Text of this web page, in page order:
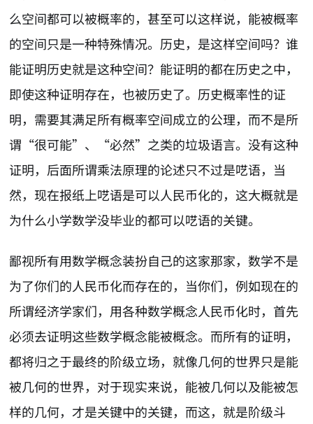
么空间都可以被概率的，甚至可以这样说，能被概率
的空间只是一种特殊情况。历史，是这样空间吗？谁
能证明历史就是这种空间？能证明的都在历史之中，
即使这种证明存在，也被历史了。历史概率性的证
明，需要其满足所有概率空间成立的公理，而不是所
谓“很可能”、“必然”之类的垃圾语言。没有这种
证明，后面所谓乘法原理的论述只不过是呓语，当
然，现在报纸上呓语是可以人民币化的，这大概就是
为什么小学数学没毕业的都可以呓语的关键。
鄙视所有用数学概念装扮自己的这家那家，数学不是
为了你们的人民币化而存在的，当你们，例如现在的
所谓经济学家们，用各种数学概念人民币化时，首先
必须去证明这些数学概念能被概念。而所有的证明，
都将归之于最终的阶级立场，就像几何的世界只是能
被几何的世界，对于现实来说，能被几何以及能被怎
样的几何，才是关键中的关键，而这，就是阶级斗